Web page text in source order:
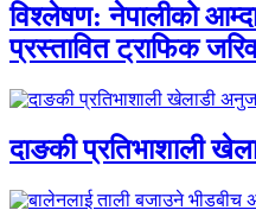
विश्लेषण: नेपालीको
प्रस्तावित ट्राफिक
दाङकी प्रतिभाशाली